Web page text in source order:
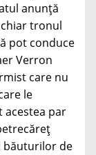
anunță
tronul
pot conduce
Verron
care nu
le
acestea par
băuturilor de